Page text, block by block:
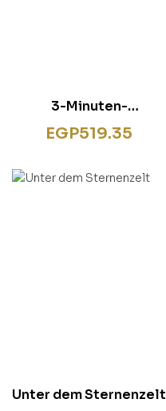
3-Minuten-
Vorlesegeschichten
EGP519.35
Unter dem Sternenzelt